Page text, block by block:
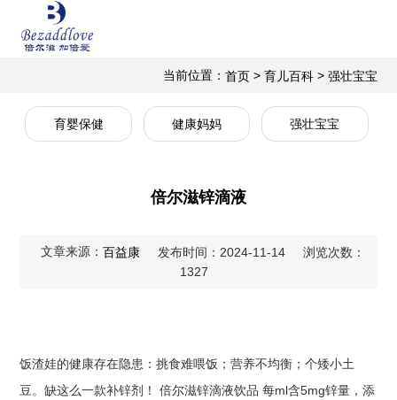
当前位置： 首页> 育儿百科> 强壮宝宝
育婴保健 健康妈妈 强壮宝宝
倍尔滋锌滴液
文章来源： 百益康 发布时间：2024-11-14
浏览次数：
1327
饭渣娃的健康存在隐患：挑食难喂饭；营养不均衡；个矮小土
豆。缺这么一款补锌剂！ 倍尔滋锌滴液饮品 每ml含5mg锌量，添